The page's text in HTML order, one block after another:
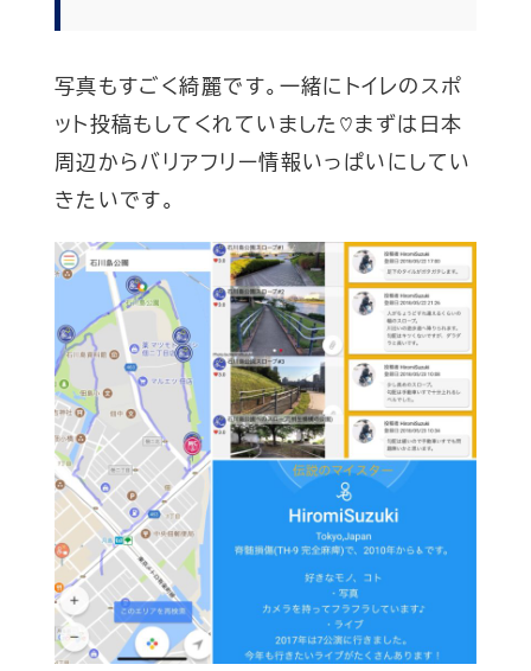
写真もすごく綺麗です。一緒にトイレのスポ
ット投稿もしてくれていました♡まずは日本
周辺からバリアフリー情報いっぱいにしてい
きたいです。